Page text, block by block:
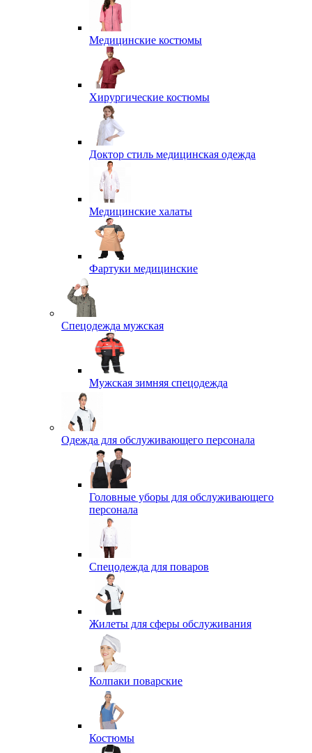
Медицинские костюмы
Хирургические костюмы
Доктор стиль медицинская одежда
Медицинские халаты
Фартуки медицинские
Спецодежда мужская
Мужская зимняя спецодежда
Одежда для обслуживающего персонала
Головные уборы для обслуживающего
персонала
Спецодежда для поваров
Жилеты для сферы обслуживания
Колпаки поварские
Костюмы